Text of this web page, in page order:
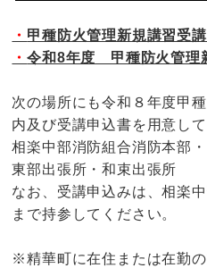
・ 甲種防火管理新規講習受
・令和8年度 甲種防火管理
次の場所にも令和８年度甲
内及び受講申込書を用意して
相楽中部消防組合消防本部
東部出張所・和束出張所
なお、受講申込みは、相楽
まで持参してください。
※精華町に在住または在勤